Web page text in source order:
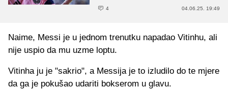
4 04.06.25. 19:49
Naime, Messi je u jednom trenutku napadao Vitinhu, ali
nije uspio da mu uzme loptu.
Vitinha ju je "sakrio", a Messija je to izludilo do te mjere
da ga je pokušao udariti bokserom u glavu.